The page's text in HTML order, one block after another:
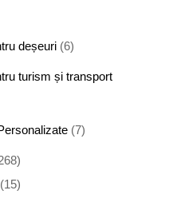
deșeuri (6)
turism și transport
(7)
(15)